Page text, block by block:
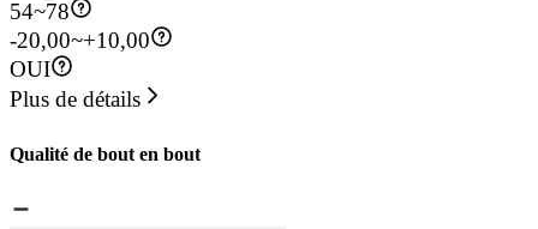
54~78
-20,00~+10,00
OUI
Plus de détails
Qualité de bout en bout